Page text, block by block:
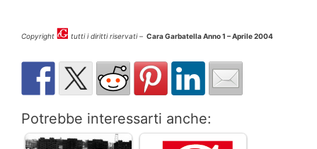
Copyright tutti i diritti riservati – Cara Garbatella Anno 1 – Aprile 2004
Potrebbe interessarti anche: